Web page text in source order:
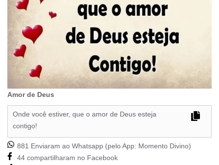
Amor de Deus
Onde você estiver, que o amor de Deus esteja
contigo!
881 Enviaram ao Whatsapp (pelo App: Momento Divino)
44 compartilharam no Facebook